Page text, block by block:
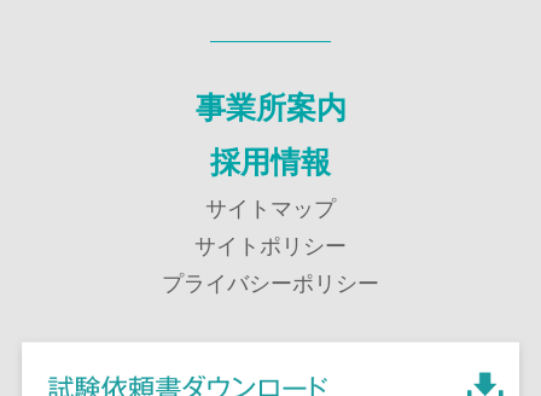
事業所案内
採用情報
サイトマップ
サイトポリシー
プライバシーポリシー